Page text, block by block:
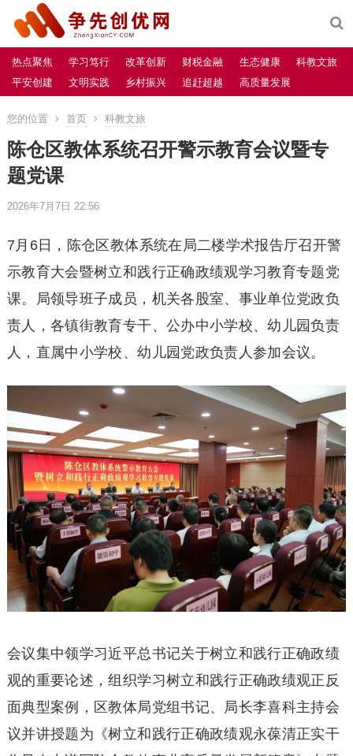
热点聚焦 学习笃行 改革创新 财税金融 生态健康
科教文旅
平安创建
文明实践 乡村振兴 追赶超越 高质量发展
您的位置 首页 科教文旅
陈仓区教体系统召开警示教育会议暨专
题党课
2026年7月7日 22:56
7月6日，陈仓区教体系统在局二楼学术报告厅召开警
示教育大会暨树立和践行正确政绩观学习教育专题党
课。局领导班子成员，机关各股室、事业单位党政负
责人，各镇街教育专干、公办中小学校、幼儿园负责
人，直属中小学校、幼儿园党政负责人参加会议。
会议集中领学习近平总书记关于树立和践行正确政绩
观的重要论述，组织学习树立和践行正确政绩观正反
面典型案例，区教体局党组书记、局长李喜科主持会
议并讲授题为《树立和践行正确政绩观永葆清正实干